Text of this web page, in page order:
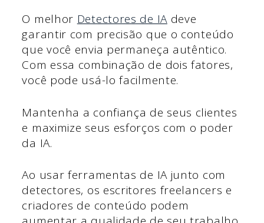
O melhor Detectores de IAdeve
garantir com precisão que o conteúdo
que você envia permaneça autêntico.
Com essa combinação de dois fatores,
você pode usá-lo facilmente.
Mantenha a confiança de seus clientes
e maximize seus esforços com o poder
da IA.
Ao usar ferramentas de IA junto com
detectores, os escritores freelancers e
criadores de conteúdo podem